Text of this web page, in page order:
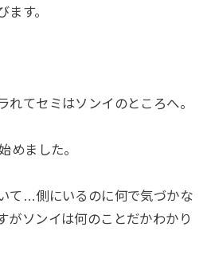
ます。
れてセミはソンイのところへ。
めました。
て…側にいるのに何で気づかな
がソンイは何のことだかわかり